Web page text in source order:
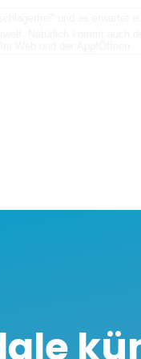
und es erwartet
Natürlich kommt auch